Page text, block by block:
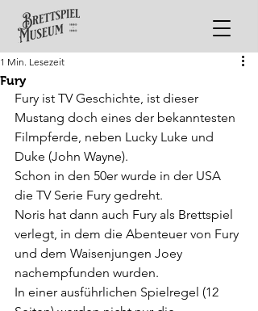
Fury
1 Min. Lesezeit
Fury ist TV Geschichte, ist dieser
Mustang doch eines der bekanntesten
Filmpferde, neben Lucky Luke und
Duke (John Wayne).
Schon in den 50er wurde in der USA
die TV Serie Fury gedreht.
Noris hat dann auch Fury als Brettspiel
verlegt, in dem die Abenteuer von Fury
und dem Waisenjungen Joey
nachempfunden wurden.
In einer ausführlichen Spielregel (12